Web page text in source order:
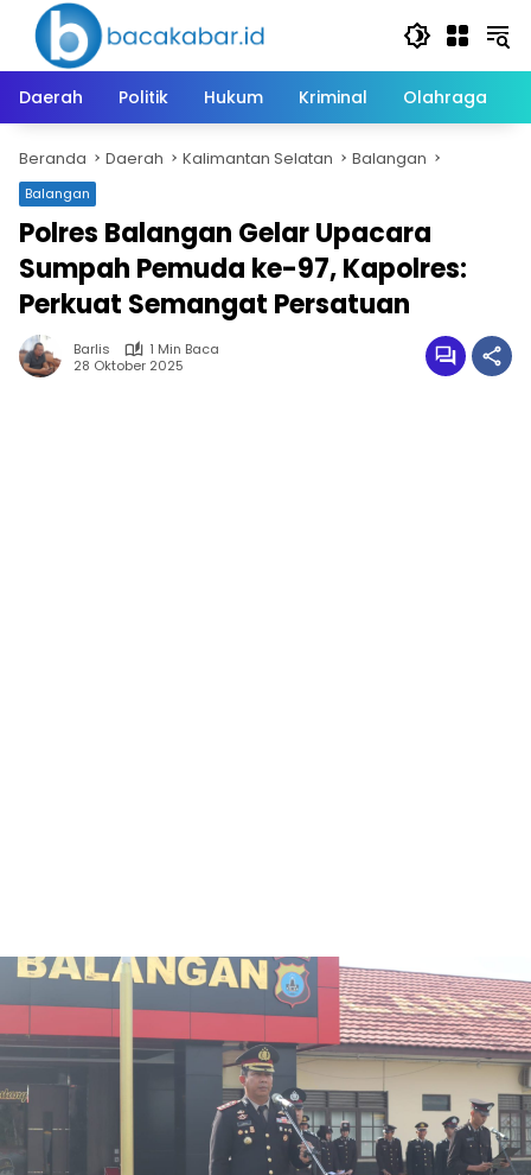
Langsung
konten
Daerah
Politik Hukum Kriminal Olahraga
Beranda Daerah Kalimantan Selatan Balangan
Balangan
Polres Balangan Gelar Upacara
Sumpah Pemuda ke-97, Kapolres:
Perkuat Semangat Persatuan
Barlis
1 Min Baca
28 Oktober 2025